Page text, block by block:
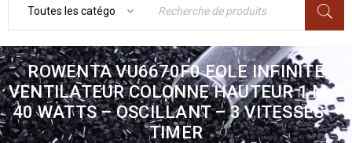
ROWENTA VU6670F0 EOLE INFINITE
VENTILATEUR COLONNE HAUTEUR 1 M –
40 WATTS – OSCILLANT – 3 VITESSES –
TIMER